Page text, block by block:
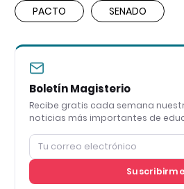
PACTO SENADO
Boletín Magisterio
Recibe gratis cada semana
noticias más importantes de
Suscribirme